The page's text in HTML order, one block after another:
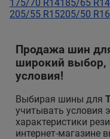
175/70 R14185/65 R14
205/55 R15205/50 R16
Продажа шин
широкий выбор,
условия!
Выбирая шины для
учитывать условия
характеристики
интернет-магазине